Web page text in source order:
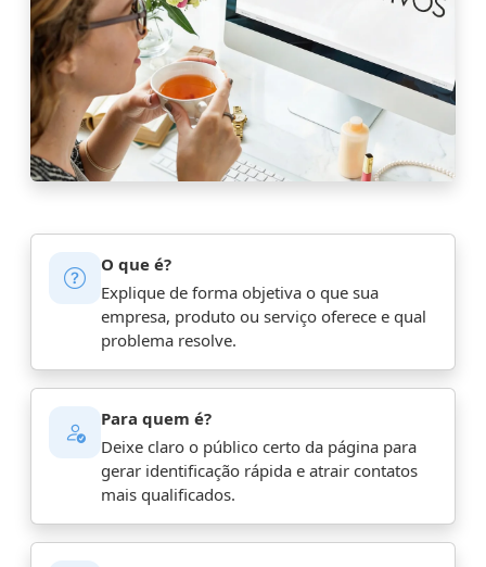
O que é?
Explique de forma objetiva o que sua
empresa, produto ou serviço oferece e qual
problema resolve.
Para quem é?
Deixe claro o público certo da página para
gerar identificação rápida e atrair contatos
mais qualificados.